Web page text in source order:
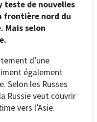
teste de nouvelles
frontière nord du
Mais selon
d’une
également
Selon les Russes
Russie veut couvrir
vers l’Asie.